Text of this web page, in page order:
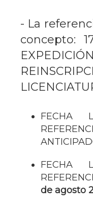
- La
concepto:
FECHA
FECHA
de agosto